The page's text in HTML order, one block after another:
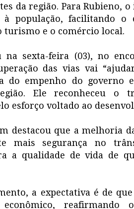
da região. Para Rubieno,
população, facilitando o
turismo e o comércio local.
na sexta-feira (03), no
das vias vai
do empenho do governo
Ele reconheceu o
esforço voltado ao
destacou que a melhoria
mais segurança no
a qualidade de vida de
a expectativa é de
reafirmando